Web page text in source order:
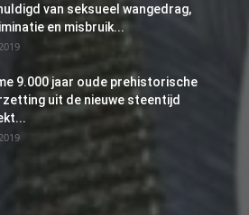
van seksueel wangedrag,
en misbruik...
9.000 jaar oude prehistorische
uit de nieuwe steentijd